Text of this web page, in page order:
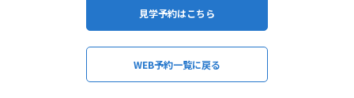
見学予約はこちら
WEB予約一覧に戻る